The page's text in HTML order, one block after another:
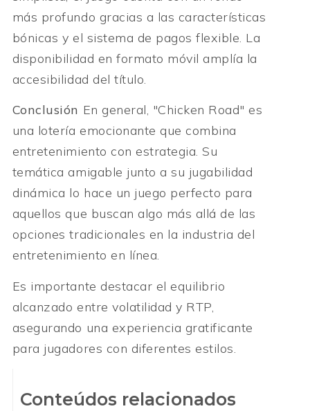
más profundo gracias a las características
bónicas y el sistema de pagos flexible. La
disponibilidad en formato móvil amplía la
accesibilidad del título.
Conclusión En general, "Chicken Road" es
una lotería emocionante que combina
entretenimiento con estrategia. Su
temática amigable junto a su jugabilidad
dinámica lo hace un juego perfecto para
aquellos que buscan algo más allá de las
opciones tradicionales en la industria del
entretenimiento en línea.
Es importante destacar el equilibrio
alcanzado entre volatilidad y RTP,
asegurando una experiencia gratificante
para jugadores con diferentes estilos.
Conteúdos relacionados